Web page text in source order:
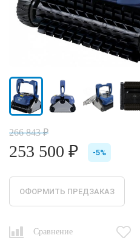
266 843 ₽
253 500 ₽ -5%
ОФОРМИТЬ ПРЕДЗАКАЗ
Сравнение